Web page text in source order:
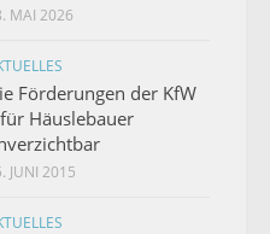
MAI 2026
Förderungen der KfW
Häuslebauer
JUNI 2015